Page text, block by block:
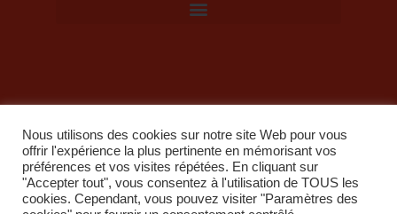
Copyright @ 2022 propriété de la Ville de Mézeray
Nous utilisons des cookies sur notre site Web pour vous
offrir l'expérience la plus pertinente en mémorisant vos
préférences et vos visites répétées. En cliquant sur
"Accepter tout", vous consentez à l'utilisation de TOUS les
cookies. Cependant, vous pouvez visiter "Paramètres des